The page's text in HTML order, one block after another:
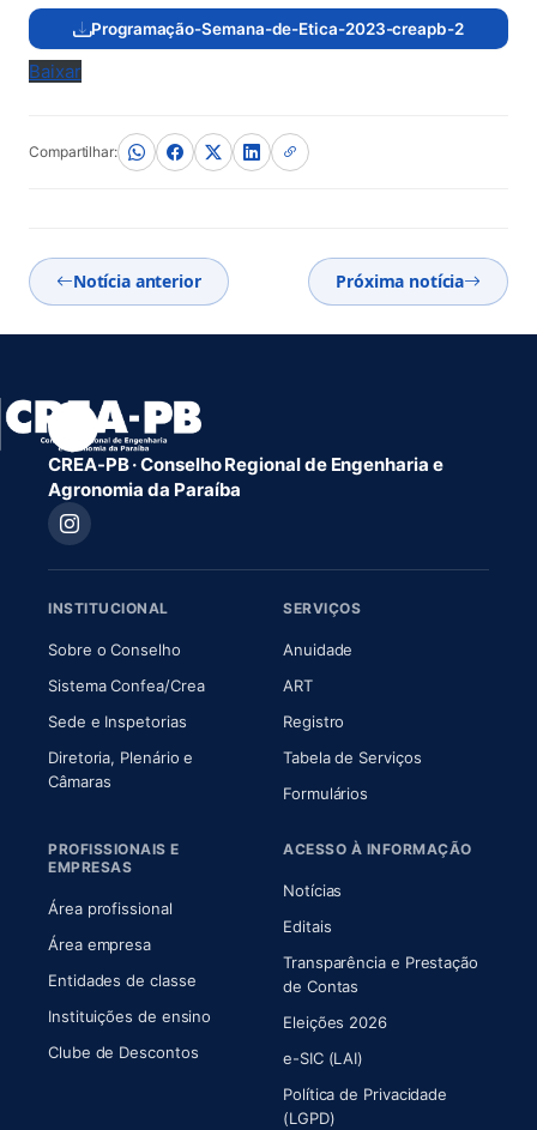
Programação-Semana-de-Etica-2023-creapb-2
Baixar
Compartilhar:
Notícia anterior Próxima notícia
CREA-PB · Conselho Regional de Engenharia e
Agronomia da Paraíba
INSTITUCIONAL
Sobre o Conselho(abre em nova aba)
Sistema Confea/Crea(abre em nova aba)
Sede e Inspetorias
Diretoria, Plenário e
Câmaras(abre em nova aba)
SERVIÇOS
Anuidade
ART(abre em nova aba)
Registro
Tabela de Serviços
Formulários
PROFISSIONAIS E
EMPRESAS
Área profissional
Área empresa
Entidades de classe
Instituições de ensino
Clube de Descontos
ACESSO À INFORMAÇÃO
Notícias
Editais
Transparência e Prestação
de Contas
Eleições 2026
e-SIC (LAI)
Política de Privacidade
(LGPD)